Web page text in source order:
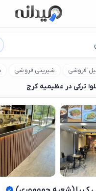
فروشی شیرینی فروشی
ترکی در عظیمیه کرج